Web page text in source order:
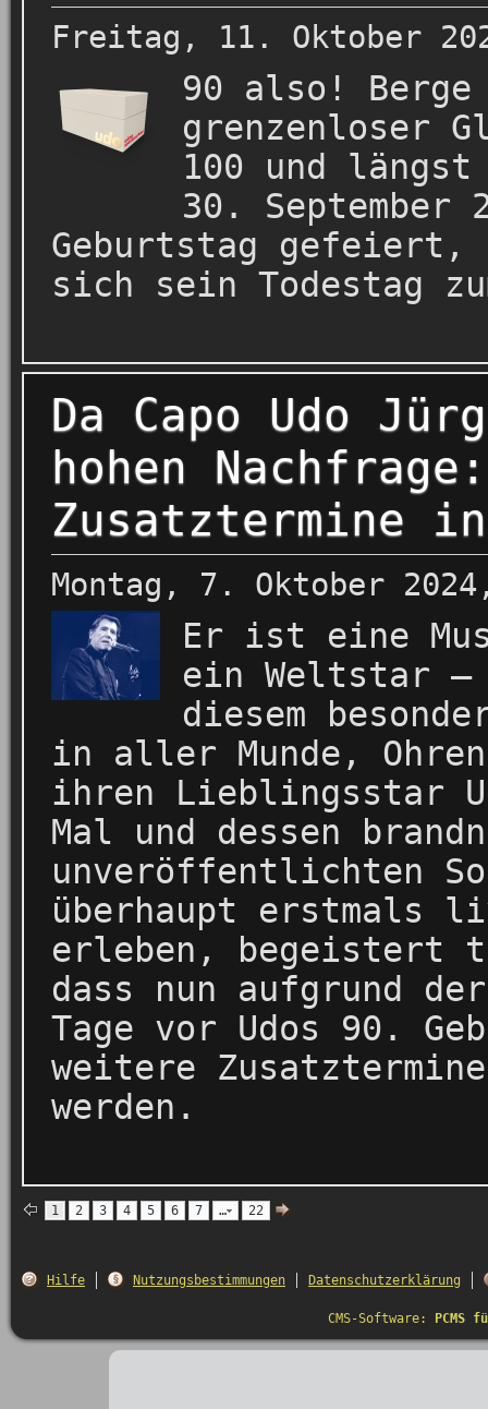
Freitag, 11. Oktober
90 also! Berge
grenzenloser
100 und längst
30. September
Geburtstag gefeiert,
sich sein Todestag
Da Capo Udo
hohen
Zusatztermine
Montag, 7. Oktober
Er ist eine
ein Weltstar –
diesem
in aller Munde,
ihren Lieblingsstar
Mal und dessen
unveröffentlichten
überhaupt erstmals
erleben, begeistert
dass nun aufgrund
Tage vor Udos 90.
weitere
werden.
1 2 3 4 5 6 7 … 22
Hilfe Nutzungsbestimmungen Datenschutzerklärung
CMS-Software: PCMS